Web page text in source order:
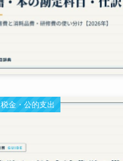
税金・公的支出